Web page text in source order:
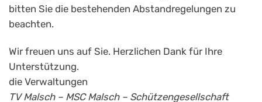
bitten Sie die bestehenden Abstandregelungen zu
beachten.
Wir freuen uns auf Sie. Herzlichen Dank für Ihre
Unterstützung.
die Verwaltungen
TV Malsch – MSC Malsch – Schützengesellschaft